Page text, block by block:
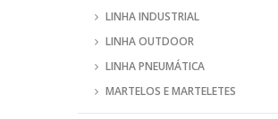
LINHA INDUSTRIAL
LINHA OUTDOOR
LINHA PNEUMÁTICA
MARTELOS E MARTELETES